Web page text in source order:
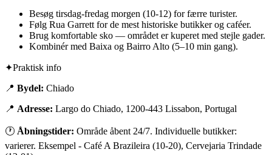
Besøg tirsdag-fredag morgen (10-12) for færre turister.
Følg Rua Garrett for de mest historiske butikker og caféer.
Brug komfortable sko — området er kuperet med stejle gader.
Kombinér med Baixa og Bairro Alto (5–10 min gang).
✦Praktisk info
📍 Bydel: Chiado
📍 Adresse: Largo do Chiado, 1200-443 Lissabon, Portugal
🕐 Åbningstider: Område åbent 24/7. Individuelle butikker:
varierer. Eksempel - Café A Brazileira (10-20), Cervejaria Trindade